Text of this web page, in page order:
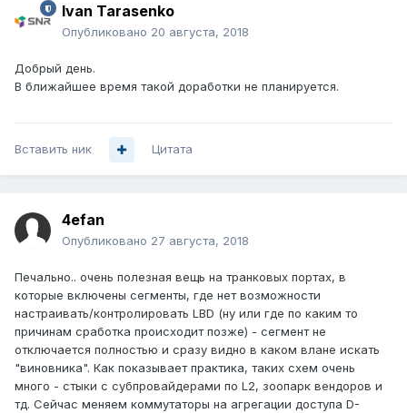
Ivan Tarasenko
Опубликовано 20 августа, 2018
Добрый день.
В ближайшее время такой доработки не планируется.
Вставить ник Цитата
4efan
Опубликовано 27 августа, 2018
Печально.. очень полезная вещь на транковых портах, в
которые включены сегменты, где нет возможности
настраивать/контролировать LBD (ну или где по каким то
причинам сработка происходит позже) - сегмент не
отключается полностью и сразу видно в каком влане искать
"виновника". Как показывает практика, таких схем очень
много - стыки с субпровайдерами по L2, зоопарк вендоров и
тд. Сейчас меняем коммутаторы на агрегации доступа D-